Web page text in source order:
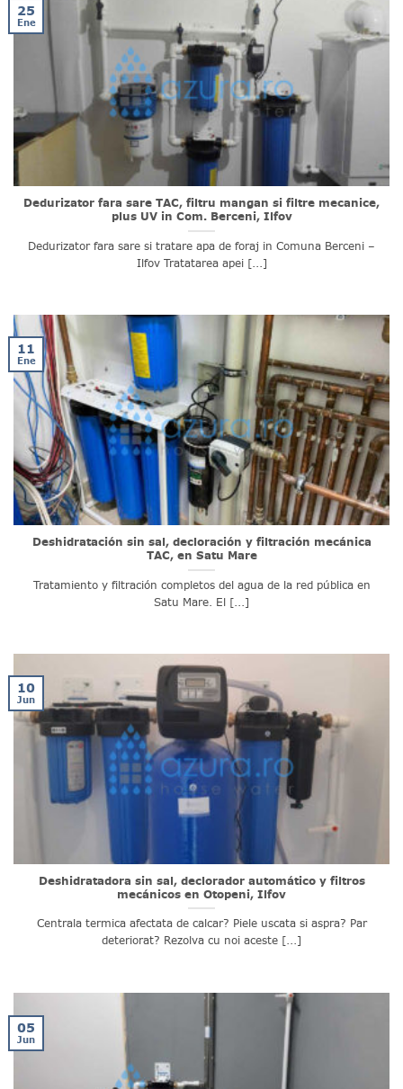
Dedurizator fara sare TAC, filtru mangan si filtre mecanice,
plus UV in Com. Berceni, Ilfov
Dedurizator fara sare si tratare apa de foraj in Comuna Berceni –
Ilfov Tratatarea apei [...]
25
Ene
Deshidratación sin sal, decloración y filtración mecánica
TAC, en Satu Mare
Tratamiento y filtración completos del agua de la red pública en
Satu Mare. El [...]
11
Ene
Deshidratadora sin sal, declorador automático y filtros
mecánicos en Otopeni, Ilfov
Centrala termica afectata de calcar? Piele uscata si aspra? Par
deteriorat? Rezolva cu noi aceste [...]
10
Jun
05
Jun